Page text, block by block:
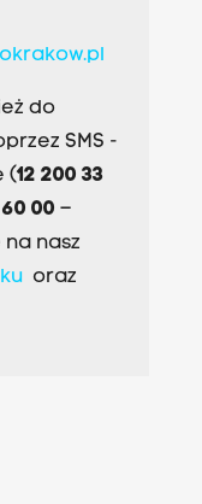
do
SMS -
(12 200 33
60 00 –
nasz
oraz